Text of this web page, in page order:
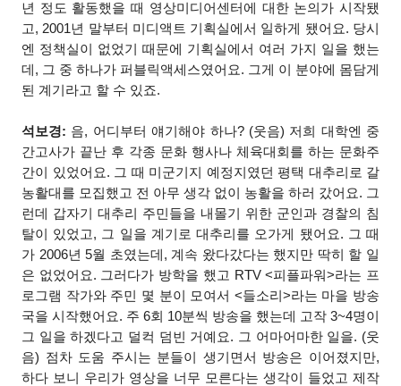
년 정도 활동했을 때 영상미디어센터에 대한 논의가 시작됐
고, 2001년 말부터 미디액트 기획실에서 일하게 됐어요. 당시
엔 정책실이 없었기 때문에 기획실에서 여러 가지 일을 했는
데, 그 중 하나가 퍼블릭액세스였어요. 그게 이 분야에 몸담게
된 계기라고 할 수 있죠.
석보경: 음, 어디부터 얘기해야 하나? (웃음) 저희 대학엔 중
간고사가 끝난 후 각종 문화 행사나 체육대회를 하는 문화주
간이 있었어요. 그 때 미군기지 예정지였던 평택 대추리로 갈
농활대를 모집했고 전 아무 생각 없이 농활을 하러 갔어요. 그
런데 갑자기 대추리 주민들을 내몰기 위한 군인과 경찰의 침
탈이 있었고, 그 일을 계기로 대추리를 오가게 됐어요. 그 때
가 2006년 5월 초였는데, 계속 왔다갔다는 했지만 딱히 할 일
은 없었어요. 그러다가 방학을 했고 RTV <피플파워>라는 프
로그램 작가와 주민 몇 분이 모여서 <들소리>라는 마을 방송
국을 시작했어요. 주 6회 10분씩 방송을 했는데 고작 3~4명이
그 일을 하겠다고 덜컥 덤빈 거예요. 그 어마어마한 일을. (웃
음) 점차 도움 주시는 분들이 생기면서 방송은 이어졌지만,
하다 보니 우리가 영상을 너무 모른다는 생각이 들었고 제작